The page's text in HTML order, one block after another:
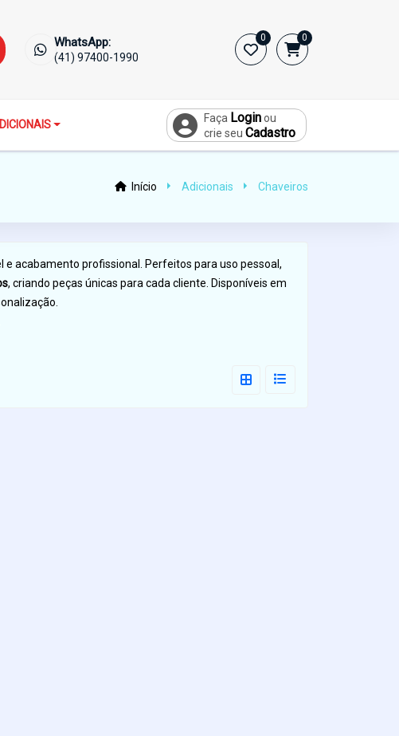
WhatsApp:
(41) 97400-1990
0 0
Faça Loginou
crie seu Cadastro
Início Adicionais Chaveiros
acabamento profissional. Perfeitos para uso pessoal,
, criando peças únicas para cada cliente. Disponíveis em